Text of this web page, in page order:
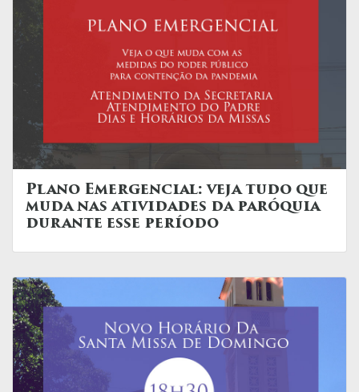
Plano Emergencial: veja tudo que
muda nas atividades da paróquia
durante esse período